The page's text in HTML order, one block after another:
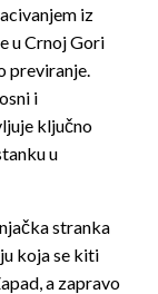
iz
u Crnoj Gori
previranje.
i
ključno
u
stranka
koja se kiti
a zapravo